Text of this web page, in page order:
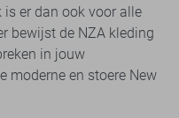
er dan ook voor alle
bewijst de NZA kleding
in jouw
moderne en stoere New